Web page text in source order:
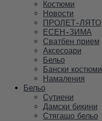
Костюми
Новости
ПРОЛЕТ-ЛЯТО
ЕСЕН-ЗИМА
Сватбен прием
Аксесоари
Бельо
Бански костюми
Намаления
Бельо
Сутиени
Дамски бикини
Стягащо бельо